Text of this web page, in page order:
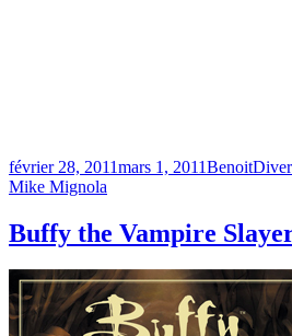
Publié
le
février 28, 2011mars 1, 2011Benoit
Mike Mignola
Buffy the Vampire